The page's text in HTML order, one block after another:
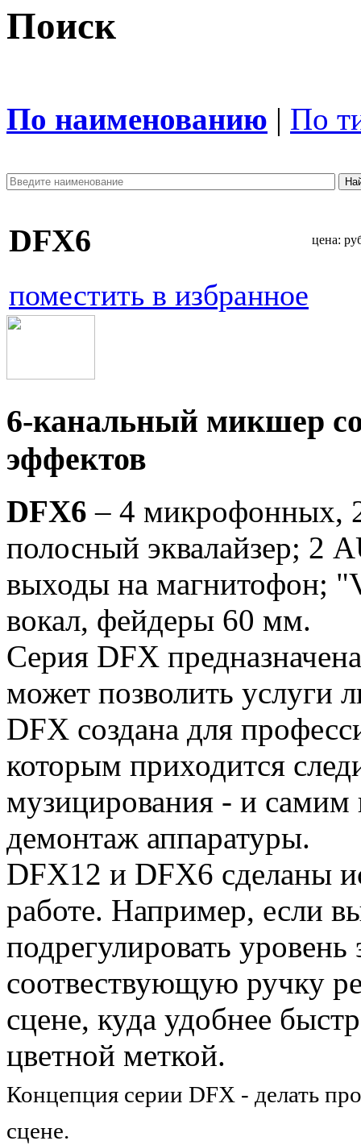
Поиск
По наименованию | По
DFX6 цена:
поместить в избранное
6-канальный микшер
эффектов
DFX6 – 4 микрофонных,
полосный эквалайзер; 2
выходы на магнитофон;
вокал, фейдеры 60 мм.
Серия DFX
может позволить услуги
DFX создана для
которым приходится
музицирования - и самим
демонтаж аппаратуры.
DFX12 и DFX6 сделаны
работе. Например, если
подрегулировать
соотвествующую ручку
сцене, куда удобнее
цветной меткой.
Концепция серии DFX - делать
сцене.